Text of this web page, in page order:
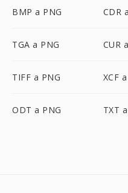
BMP a PNG CDR
TGA a PNG CUR
TIFF a PNG XCF
ODT a PNG TXT